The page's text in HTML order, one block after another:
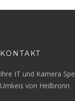
KONTAKT
Ihre IT und Kamera
Umkeis von Heilbronn